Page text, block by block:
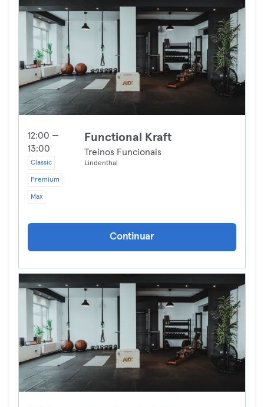
12:00 —
13:00
Classic
Premium
Max
Functional Kraft
Treinos Funcionais
Lindenthal
Continuar